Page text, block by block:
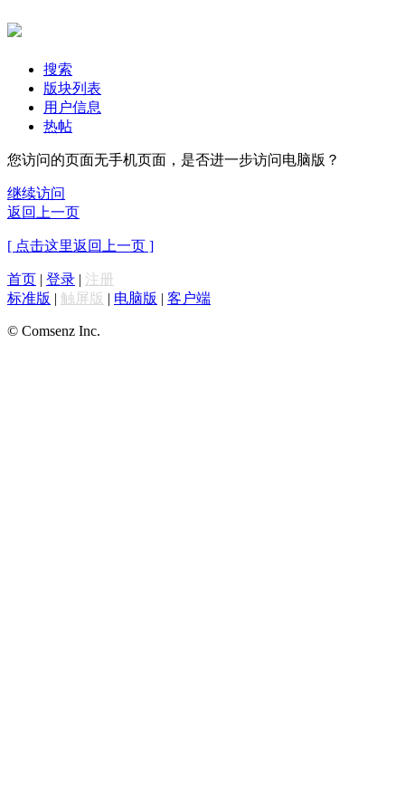
搜索
版块列表
用户信息
热帖
您访问的页面无手机页面，是否进一步访问电脑版？
继续访问
返回上一页
[ 点击这里返回上一页 ]
首页 | 登录 | 注册
标准版 | 触屏版 | 电脑版 | 客户端
© Comsenz Inc.